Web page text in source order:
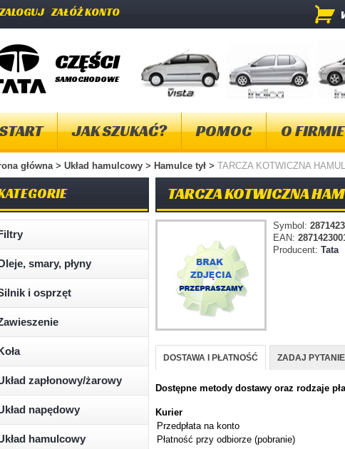
ZALOGUJ ZAŁÓŻ KONTO
CZĘŚCI
SAMOCHODOWE
START JAK SZUKAĆ? POMOC O FIRMIE
główna> Układ hamulcowy > Hamulce tył > TARCZA KOTWICZNA
smary, płyny
i osprzęt
zapłonowy/żarowy
napędowy
hamulcowy
TARCZA KOTWICZNA
Symbol:
EAN:
Producent: Tata
DOSTAWA I PŁATNOŚĆ ZADAJ PYTANIE
Dostępne metody dostawy oraz rodzaje
Kurier
Przedpłata na konto
Płatność przy odbiorze (pobranie)